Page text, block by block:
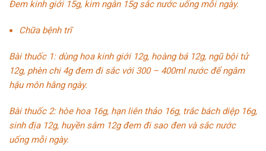
Đem kinh giới 15g, kim ngân 15g sắc nước uống mỗi ngày.
Chữa bệnh trĩ
Bài thuốc 1: dùng hoa kinh giới 12g, hoàng bá 12g, ngũ bội tử
12g, phèn chi 4g đem đi sắc với 300 – 400ml nước để ngâm
hậu môn hằng ngày.
Bài thuốc 2: hòe hoa 16g, hạn liên thảo 16g, trắc bách diệp16g,
sinh địa 12g, huyền sâm 12g đem đi sao đen và sắc nước
uống mỗi ngày.